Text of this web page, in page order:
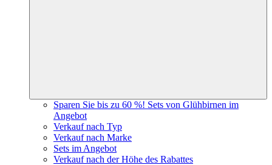
Sparen Sie bis zu 60 %! Sets von Glühbirnen im
Angebot
Verkauf nach Typ
Verkauf nach Marke
Sets im Angebot
Verkauf nach der Höhe des Rabattes